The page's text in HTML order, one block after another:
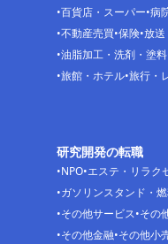
百貨店・スーパー 病
不動産売買 保険 放送
油脂加工・洗剤・塗料
旅館・ホテル 旅行・
研究開発の転職
NPO エステ・リラク
ガソリンスタンド・
その他サービス その
その他金融 その他小